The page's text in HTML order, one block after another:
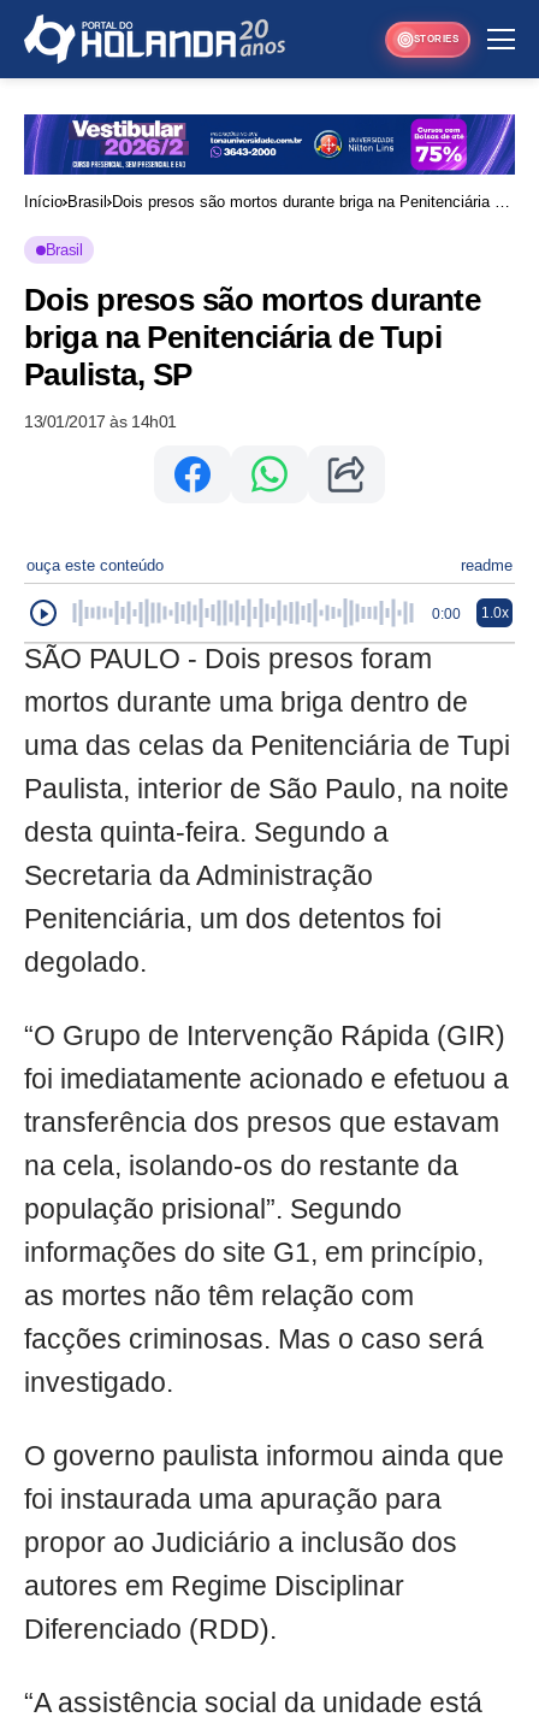
STORIES
Início Brasil
Dois presos são mortos durante briga na Penitenciária de
Brasil
Dois presos são mortos durante
briga na Penitenciária de Tupi
Paulista, SP
13/01/2017 às 14h01
ouça este conteúdo readme
0:00 1.0x
SÃO PAULO - Dois presos foram
mortos durante uma briga dentro de
uma das celas da Penitenciária de Tupi
Paulista, interior de São Paulo, na noite
desta quinta-feira. Segundo a
Secretaria da Administração
Penitenciária, um dos detentos foi
degolado.
“O Grupo de Intervenção Rápida (GIR)
foi imediatamente acionado e efetuou a
transferência dos presos que estavam
na cela, isolando-os do restante da
população prisional”. Segundo
informações do site G1, em princípio,
as mortes não têm relação com
facções criminosas. Mas o caso será
investigado.
O governo paulista informou ainda que
foi instaurada uma apuração para
propor ao Judiciário a inclusão dos
autores em Regime Disciplinar
Diferenciado (RDD).
“A assistência social da unidade está